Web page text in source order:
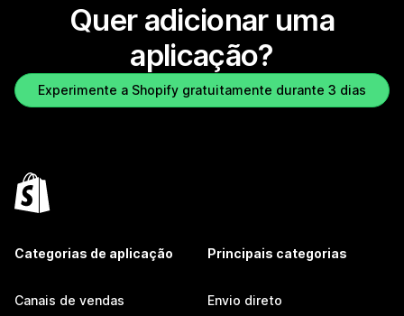
Quer adicionar uma
aplicação?
Experimente a Shopify gratuitamente durante 3 dias
Categorias de aplicação
Canais de vendas
Principais categorias
Envio direto